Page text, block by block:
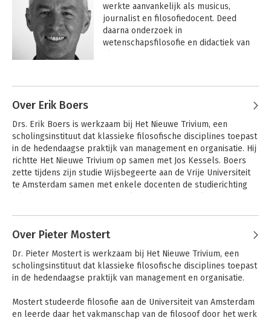
werkte aanvankelijk als musicus,
journalist en filosofiedocent. Deed
daarna onderzoek in
wetenschapsfilosofie en didactiek van
Sinds 25 jaar leidt Jos Kessels
gesprekken en trainingen met
managers en bestuurders in
verschillende sectoren van de
samenleving: gezondheidszorg,
bureau dat filosofie in bedrijf brengt.
Hij stapte na tien jaar op om te
veranderen en te vernieuwen en werkt
nu vanuit het bureau Eidoskoop,
gespecialiseerd in idee-ontwikkeling.
Vrije ruimte
Over Erik Boers
Drs. Erik Boers is werkzaam bij Het Nieuwe Trivium, een
scholingsinstituut dat klassieke filosofische disciplines toepast
in de hedendaagse praktijk van management en organisatie. Hij
richtte Het Nieuwe Trivium op samen met Jos Kessels. Boers
zette tijdens zijn studie Wijsbegeerte aan de Vrije Universiteit
te Amsterdam samen met enkele docenten de studierichting
1993 tot november 1997 was hij werkzaam als management
hij met enkele collega's Learning Consortium op, een netwerk
van ervaren, zelfstandige adviseurs/trainers in Engeland,
Nederland, België en Frankrijk.
Over Pieter Mostert
Dr. Pieter Mostert is werkzaam bij Het Nieuwe Trivium, een
scholingsinstituut dat klassieke filosofische disciplines toepast
in de hedendaagse praktijk van management en organisatie.
Mostert studeerde filosofie aan de Universiteit van Amsterdam
en leerde daar het vakmanschap van de filosoof door het werk